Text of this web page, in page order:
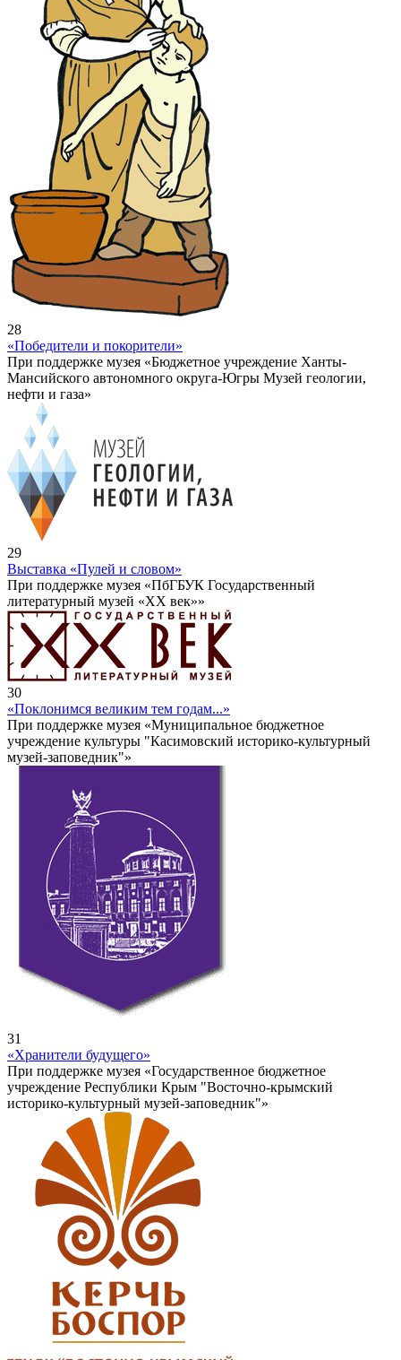
28
«Победители и покорители»
При поддержке музея «Бюджетное учреждение Ханты-
Мансийского автономного округа-Югры Музей геологии,
нефти и газа»
29
Выставка «Пулей и словом»
При поддержке музея «ПбГБУК Государственный
литературный музей «ХХ век»»
30
«Поклонимся великим тем годам...»
При поддержке музея «Муниципальное бюджетное
учреждение культуры "Касимовский историко-культурный
музей-заповедник"»
31
«Хранители будущего»
При поддержке музея «Государственное бюджетное
учреждение Республики Крым "Восточно-крымский
историко-культурный музей-заповедник"»